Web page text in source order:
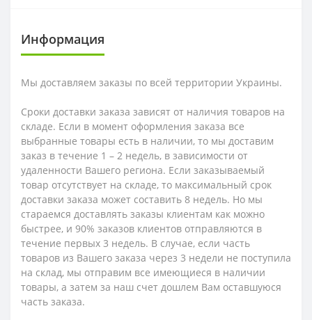
Информация
Мы доставляем заказы по всей территории Украины.
Сроки доставки заказа зависят от наличия товаров на
складе. Если в момент оформления заказа все
выбранные товары есть в наличии, то мы доставим
заказ в течение 1 – 2 недель, в зависимости от
удаленности Вашего региона. Если заказываемый
товар отсутствует на складе, то максимальный срок
доставки заказа может составить 8 недель. Но мы
стараемся доставлять заказы клиентам как можно
быстрее, и 90% заказов клиентов отправляются в
течение первых 3 недель. В случае, если часть
товаров из Вашего заказа через 3 недели не поступила
на склад, мы отправим все имеющиеся в наличии
товары, а затем за наш счет дошлем Вам оставшуюся
часть заказа.